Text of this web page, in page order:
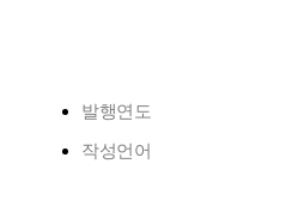
발행연도
작성언어